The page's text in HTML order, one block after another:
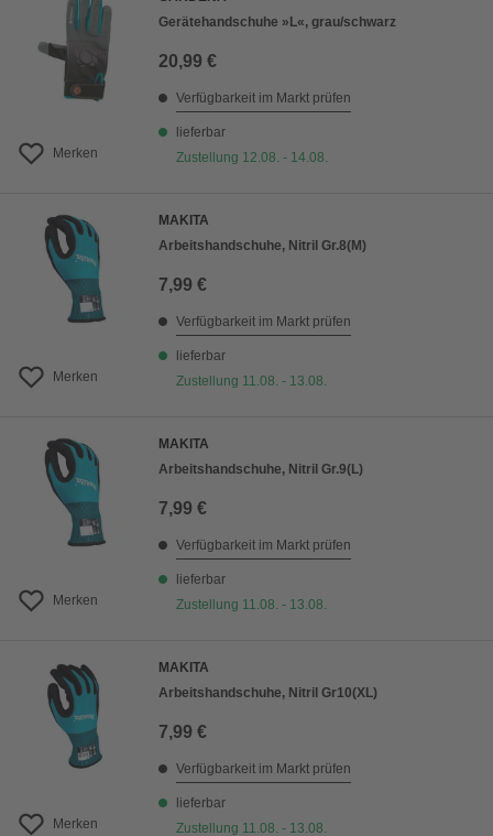
Merken
Gerätehandschuhe »L«, grau/schwarz
20,99 €
Verfügbarkeit im Markt prüfen
lieferbar
Zustellung 12.08. - 14.08.
Merken
MAKITA
Arbeitshandschuhe, Nitril Gr.8(M)
7,99 €
Verfügbarkeit im Markt prüfen
lieferbar
Zustellung 11.08. - 13.08.
Merken
MAKITA
Arbeitshandschuhe, Nitril Gr.9(L)
7,99 €
Verfügbarkeit im Markt prüfen
lieferbar
Zustellung 11.08. - 13.08.
Merken
MAKITA
Arbeitshandschuhe, Nitril Gr10(XL)
7,99 €
Verfügbarkeit im Markt prüfen
lieferbar
Zustellung 11.08. - 13.08.